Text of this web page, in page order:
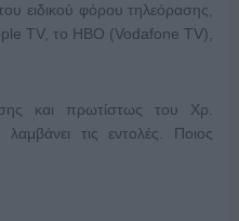
ειδικού φόρου τηλεόρασης,
TV, το HBO (Vodafone TV),
και πρωτίστως του Χρ.
τις εντολές. Ποιος